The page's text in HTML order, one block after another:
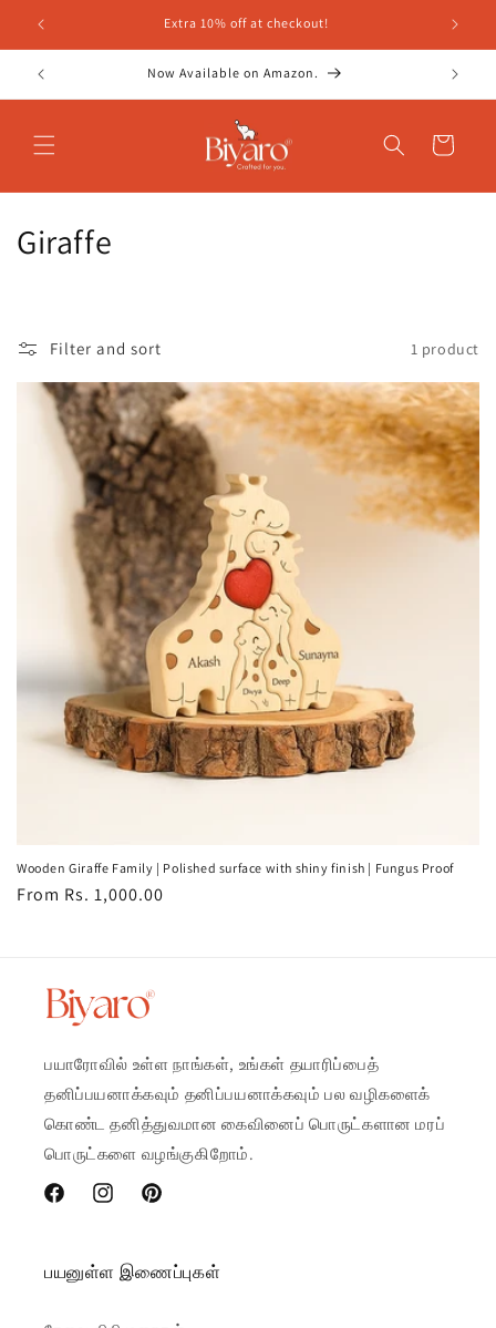
உள்ளடக்கத்திற்கு
செல்க
Extra 10% off at checkout!
Now Available on Amazon.
வண்டி
சே
ப்
Giraffe
Filter and sort 1 product
Wooden Giraffe Family | Polished surface with shiny finish | Fungus Proof
Regular
From Rs. 1,000.00
பயாரோவில் உள்ள நாங்கள், உங்கள் தயாரிப்பைத்
தனிப்பயனாக்கவும் தனிப்பயனாக்கவும் பல வழிகளைக்
கொண்ட தனித்துவமான கைவினைப் பொருட்களான மரப்
பொருட்களை வழங்குகிறோம்.
FacebookInstagramPinterest
பயனுள்ள இணைப்புகள்